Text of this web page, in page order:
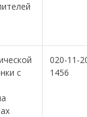
с
020-11-
1456